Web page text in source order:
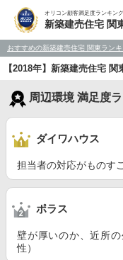
オリコン顧客満足度ランキング
新築建売住宅 関
おすすめの新築建売住宅 関東ラン
【2018年】新築建売住宅
周辺環境 満足度
ダイワハウス
担当者の対応がものす
ポラス
壁が厚いのか、近所
性）